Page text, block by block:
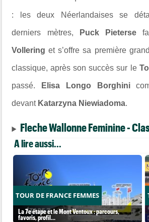
: les deux Néerlandaises se
derniers mètres, Puck Pieterse
Vollering et s’offre sa première
classique, après son succès sur le
passé. Elisa Longo Borghini
devant Katarzyna Niewiadoma.
Fleche Wallonne Feminine -
A lire aussi...
TOUR DE FRANCE FEMMES
La 7e étape et le Mont Ventoux : parcours,
favoris, profil…